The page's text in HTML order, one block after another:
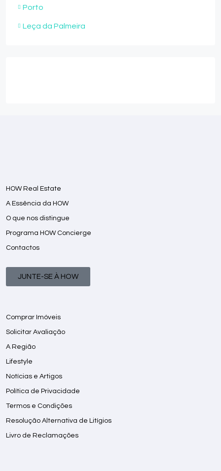
Porto
Leça da Palmeira
HOW Real Estate
A Essência da HOW
O que nos distingue
Programa HOW Concierge
Contactos
JUNTE-SE À HOW
Comprar Imóveis
Solicitar Avaliação
A Região
Lifestyle
Notícias e Artigos
Política de Privacidade
Termos e Condições
Resolução Alternativa de Litígios
Livro de Reclamações